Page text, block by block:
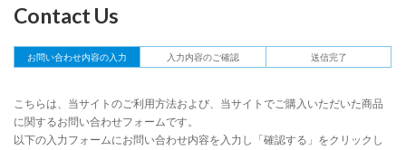
Contact Us
お問い合わせ内容の入力 入力内容のご確認 送信完了
こちらは、当サイトのご利用方法および、当サイトでご購入いただいた商品
に関するお問い合わせフォームです。
以下の入力フォームにお問い合わせ内容を入力し「確認する」をクリックし